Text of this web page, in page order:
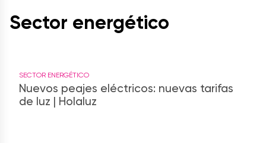
Sector energético
SECTOR ENERGÉTICO
Nuevos peajes eléctricos: nuevas tarifas
de luz | Holaluz